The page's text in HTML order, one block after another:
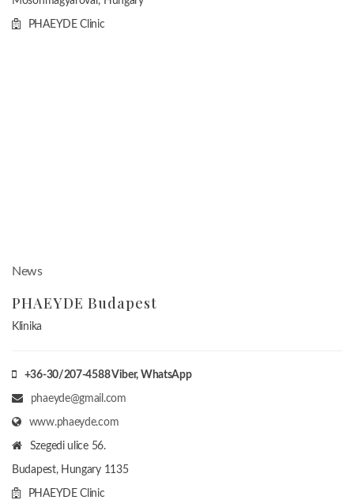
PHAEYDE Clinic
News
PHAEYDE Budapest
Klinika
+36-30/207-4588Viber, WhatsApp
phaeyde@gmail.com
www.phaeyde.com
Szegedi ulice 56.
Budapest, Hungary 1135
PHAEYDE Clinic